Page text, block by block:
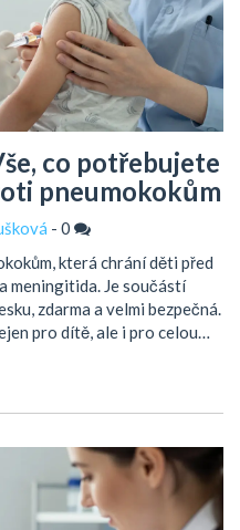
co potřebujete
pneumokokům
- 0
která chrání děti před
meningitida. Je součástí
zdarma a velmi bezpečná.
pro dítě, ale i pro celou